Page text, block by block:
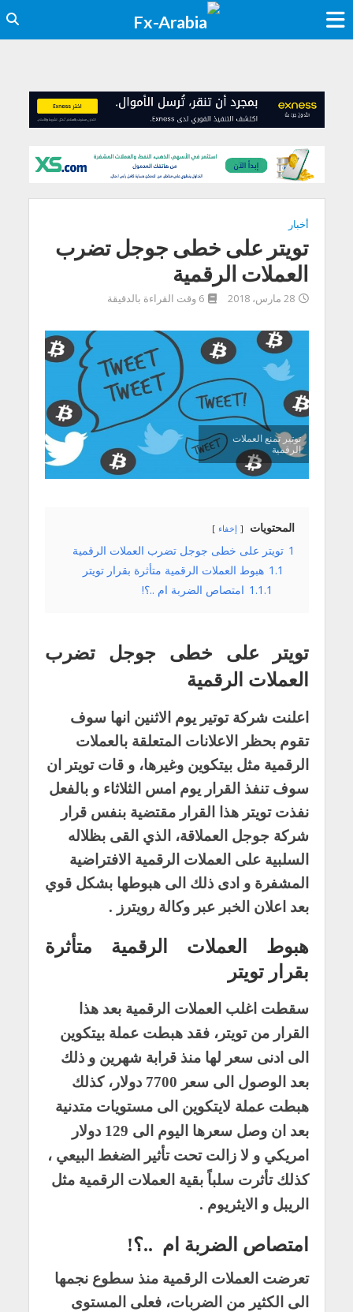
أخبار
تويتر على خطى جوجل تضرب
العملات الرقمية
28 مارس، 2018 6 وقت القراءة بالدقيقة
توتير تمنع العملات
الرقمية
المحتويات إخفاء
1 تويتر على خطى جوجل تضرب العملات الرقمية
1.1 هبوط العملات الرقمية متأثرة بقرار تويتر
1.1.1 امتصاص الضربة ام ..؟!
تويتر على خطى جوجل تضرب
العملات الرقمية
اعلنت شركة توتير يوم الاثنين انها سوف
تقوم بحظر الاعلانات المتعلقة بالعملات
الرقمية مثل بيتكوين وغيرها، و قات تويتر ان
سوف تنفذ القرار يوم امس الثلاثاء و بالفعل
نفذت تويتر هذا القرار مقتضية بنفس قرار
شركة جوجل العملاقة، الذي القى بظلاله
السلبية على العملات الرقمية الافتراضية
المشفرة و ادى ذلك الى هبوطها بشكل قوي
بعد اعلان الخبر عبر وكالة رويترز .
هبوط العملات الرقمية متأثرة
بقرار تويتر
سقطت اغلب العملات الرقمية بعد هذا
القرار من تويتر، فقد هبطت عملة بيتكوين
الى ادنى سعر لها منذ قرابة شهرين و ذلك
بعد الوصول الى سعر 7700 دولار، كذلك
هبطت عملة لايتكوين الى مستويات متدنية
بعد ان وصل سعرها اليوم الى 129 دولار
امريكي و لا زالت تحت تأثير الضغط البيعي ،
كذلك تأثرت سلباً بقية العملات الرقمية مثل
الريبل و الايثريوم .
امتصاص الضربة ام ..؟!
تعرضت العملات الرقمية منذ سطوع نجمها
الى الكثير من الضربات، فعلى المستوى